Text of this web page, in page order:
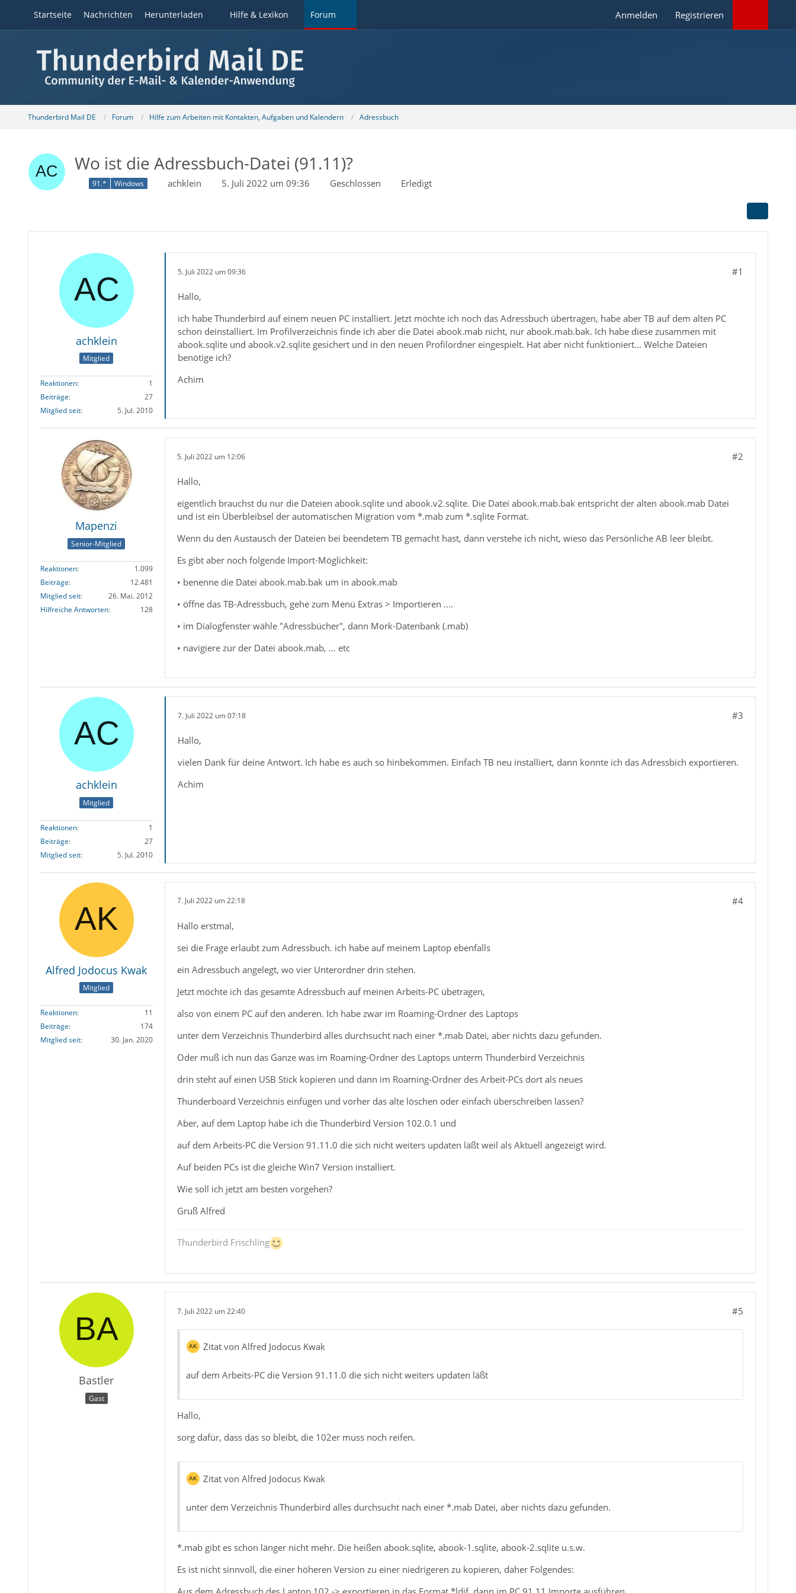
Startseite Nachrichten Herunterladen Hilfe & Lexikon Forum Anmelden Registrieren
Thunderbird Mail DE Forum Hilfe zum Arbeiten mit Kontakten, Aufgaben und Kalendern Adressbuch
Wo ist die Adressbuch-Datei (91.11)?
91.* Windows achklein 5. Juli 2022 um 09:36 Geschlossen Erledigt
achklein
Mitglied
Reaktionen
1
Beiträge
27
Mitglied seit
5. Jul. 2010
5. Juli 2022 um 09:36 #1
Hallo,
ich habe Thunderbird auf einem neuen PC installiert. Jetzt möchte ich noch das Adressbuch übertragen, habe aber TB auf dem alten PC
schon deinstalliert. Im Profilverzeichnis finde ich aber die Datei abook.mab nicht, nur abook.mab.bak. Ich habe diese zusammen mit
abook.sqlite und abook.v2.sqlite gesichert und in den neuen Profilordner eingespielt. Hat aber nicht funktioniert... Welche Dateien
benötige ich?
Achim
Mapenzi
Senior-Mitglied
Reaktionen
1.099
Beiträge
12.481
Mitglied seit
26. Mai. 2012
Hilfreiche Antworten
128
5. Juli 2022 um 12:06 #2
Hallo,
eigentlich brauchst du nur die Dateien abook.sqlite und abook.v2.sqlite. Die Datei abook.mab.bak entspricht der alten abook.mab Datei
und ist ein Überbleibsel der automatischen Migration vom *.mab zum *.sqlite Format.
Wenn du den Austausch der Dateien bei beendetem TB gemacht hast, dann verstehe ich nicht, wieso das Persönliche AB leer bleibt.
Es gibt aber noch folgende Import-Möglichkeit:
• benenne die Datei abook.mab.bak um in abook.mab
• öffne das TB-Adressbuch, gehe zum Menü Extras > Importieren ....
• im Dialogfenster wähle "Adressbücher", dann Mork-Datenbank (.mab)
• navigiere zur der Datei abook.mab, ... etc
achklein
Mitglied
Reaktionen
1
Beiträge
27
Mitglied seit
5. Jul. 2010
7. Juli 2022 um 07:18 #3
Hallo,
vielen Dank für deine Antwort. Ich habe es auch so hinbekommen. Einfach TB neu installiert, dann konnte ich das Adressbich exportieren.
Achim
Alfred Jodocus Kwak
Mitglied
Reaktionen
11
Beiträge
174
Mitglied seit
30. Jan. 2020
7. Juli 2022 um 22:18 #4
Hallo erstmal,
sei die Frage erlaubt zum Adressbuch. ich habe auf meinem Laptop ebenfalls
ein Adressbuch angelegt, wo vier Unterordner drin stehen.
Jetzt möchte ich das gesamte Adressbuch auf meinen Arbeits-PC übetragen,
also von einem PC auf den anderen. Ich habe zwar im Roaming-Ordner des Laptops
unter dem Verzeichnis Thunderbird alles durchsucht nach einer *.mab Datei, aber nichts dazu gefunden.
Oder muß ich nun das Ganze was im Roaming-Ordner des Laptops unterm Thunderbird Verzeichnis
drin steht auf einen USB Stick kopieren und dann im Roaming-Ordner des Arbeit-PCs dort als neues
Thunderboard Verzeichnis einfügen und vorher das alte löschen oder einfach überschreiben lassen?
Aber, auf dem Laptop habe ich die Thunderbird Version 102.0.1 und
auf dem Arbeits-PC die Version 91.11.0 die sich nicht weiters updaten läßt weil als Aktuell angezeigt wird.
Auf beiden PCs ist die gleiche Win7 Version installiert.
Wie soll ich jetzt am besten vorgehen?
Gruß Alfred
Thunderbird Frischling
Bastler
Gast
7. Juli 2022 um 22:40 #5
Zitat von Alfred Jodocus Kwak
auf dem Arbeits-PC die Version 91.11.0 die sich nicht weiters updaten läßt
Hallo,
sorg dafür, dass das so bleibt, die 102er muss noch reifen.
Zitat von Alfred Jodocus Kwak
unter dem Verzeichnis Thunderbird alles durchsucht nach einer *.mab Datei, aber nichts dazu gefunden.
*.mab gibt es schon länger nicht mehr. Die heißen abook.sqlite, abook-1.sqlite, abook-2.sqlite u.s.w.
Es ist nicht sinnvoll, die einer höheren Version zu einer niedrigeren zu kopieren, daher Folgendes: